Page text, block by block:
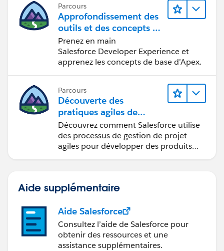
Parcours
Approfondissement des
outils et des concepts de
développement
Salesforce
Prenez en main
Salesforce Developer Experience et
apprenez les concepts de base d’Apex.
Parcours
Découverte des
pratiques agiles de
Salesforce
Découvrez comment Salesforce utilise
des processus de gestion de projet
agiles pour développer des produits
Aide supplémentaire
Aide Salesforce
Consultez l’aide de Salesforce pour
obtenir des ressources et une
assistance supplémentaires.